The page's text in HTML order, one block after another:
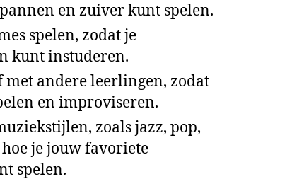
en zuiver kunt spelen.
spelen, zodat je
kunt instuderen.
met andere leerlingen, zodat
en improviseren.
zoals jazz, pop,
je jouw favoriete
spelen.